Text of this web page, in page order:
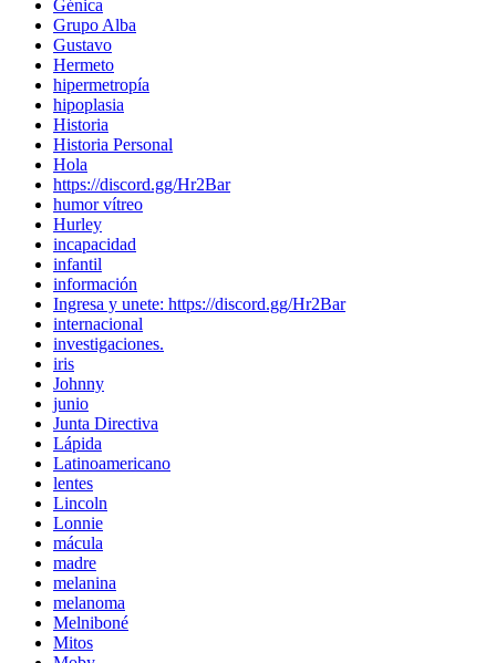
Génica
Grupo Alba
Gustavo
Hermeto
hipermetropía
hipoplasia
Historia
Historia Personal
Hola
https://discord.gg/Hr2Bar
humor vítreo
Hurley
incapacidad
infantil
información
Ingresa y unete: https://discord.gg/Hr2Bar
internacional
investigaciones.
iris
Johnny
junio
Junta Directiva
Lápida
Latinoamericano
lentes
Lincoln
Lonnie
mácula
madre
melanina
melanoma
Melniboné
Mitos